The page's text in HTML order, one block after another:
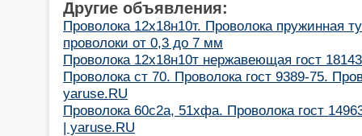
Другие объявления:
Проволока 12х18н10т. Проволока пружинная
проволоки от 0,3 до 7 мм
Проволока 12х18н10т нержавеющая гост
Проволока ст 70. Проволока гост 9389-75.
yaruse.RU
Проволока 60с2а, 51хфа. Проволока гост
| yaruse.RU